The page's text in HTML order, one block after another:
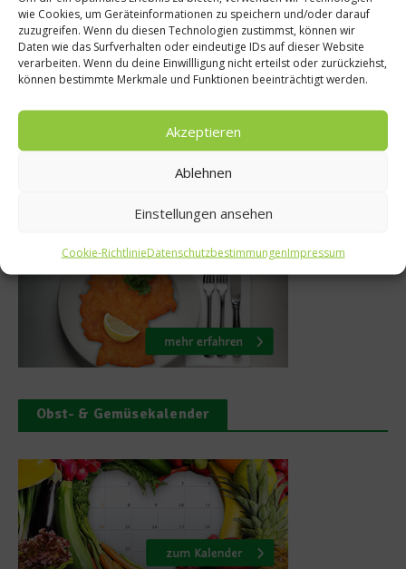
wie Cookies, um Geräteinformationen zu speichern und/oder darauf
zuzugreifen. Wenn du diesen Technologien zustimmst, können wir
Daten wie das Surfverhalten oder eindeutige IDs auf dieser Website
verarbeiten. Wenn du deine Einwillligung nicht erteilst oder zurückziehst,
können bestimmte Merkmale und Funktionen beeinträchtigt werden.
Akzeptieren
Ablehnen
Einstellungen ansehen
Cookie-RichtlinieDatenschutzbestimmungenImpressum
bei
Sterne“
So groß wie
Convent
Obst- & Gemüsekalender